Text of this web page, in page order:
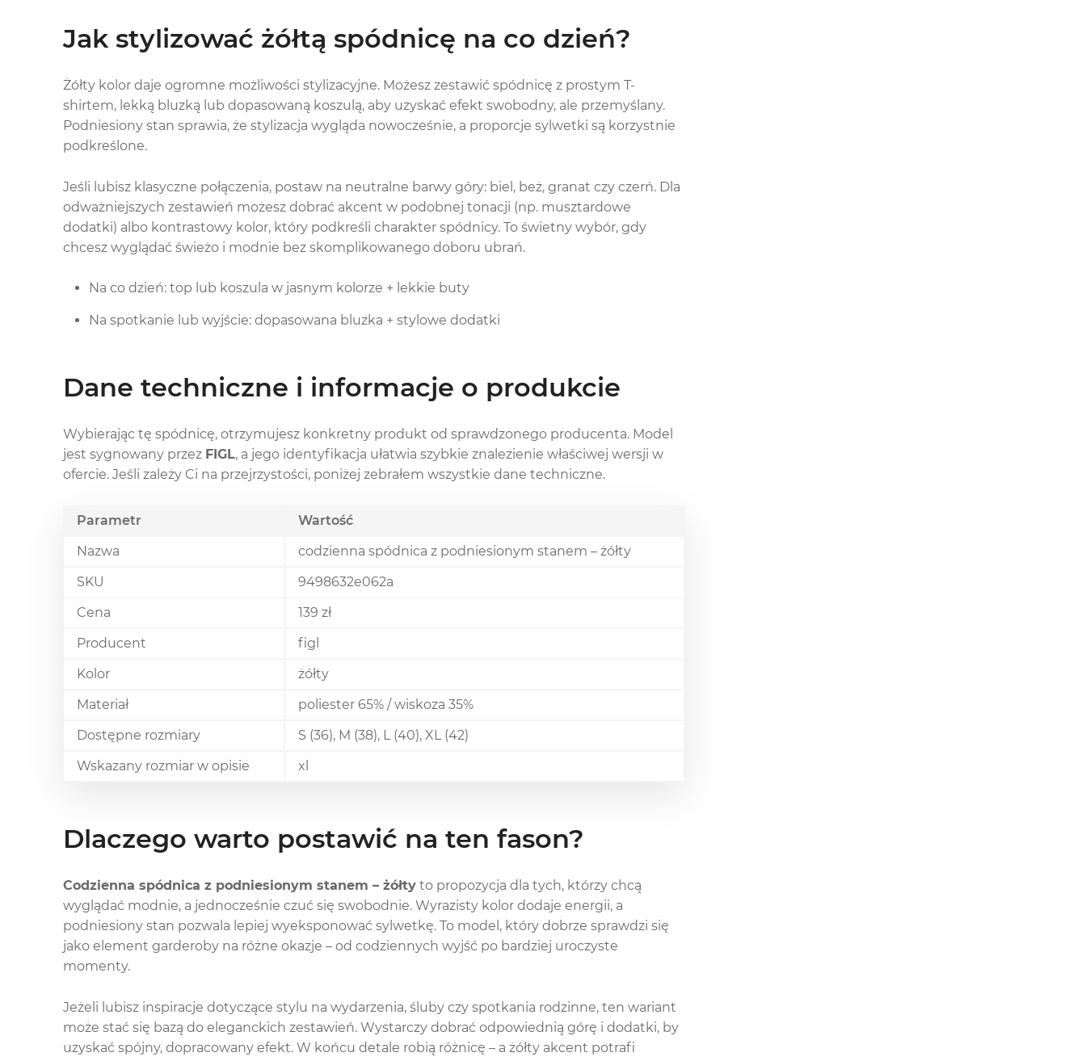
Jak stylizować żółtą spódnicę na co dzień?
Żółty kolor daje ogromne możliwości stylizacyjne. Możesz zestawić spódnicę z prostym T-
shirtem, lekką bluzką lub dopasowaną koszulą, aby uzyskać efekt swobodny, ale przemyślany.
Podniesiony stan sprawia, że stylizacja wygląda nowocześnie, a proporcje sylwetki są korzystnie
podkreślone.
Jeśli lubisz klasyczne połączenia, postaw na neutralne barwy góry: biel, beż, granat czy czerń. Dla
odważniejszych zestawień możesz dobrać akcent w podobnej tonacji (np. musztardowe
dodatki) albo kontrastowy kolor, który podkreśli charakter spódnicy. To świetny wybór, gdy
chcesz wyglądać świeżo i modnie bez skomplikowanego doboru ubrań.
Na co dzień: top lub koszula w jasnym kolorze + lekkie buty
Na spotkanie lub wyjście: dopasowana bluzka + stylowe dodatki
Dane techniczne i informacje o produkcie
Wybierając tę spódnicę, otrzymujesz konkretny produkt od sprawdzonego producenta. Model
jest sygnowany przez FIGL, a jego identyfikacja ułatwia szybkie znalezienie właściwej wersji w
ofercie. Jeśli zależy Ci na przejrzystości, poniżej zebrałem wszystkie dane techniczne.
Parametr
Wartość
Nazwa
codzienna spódnica z podniesionym stanem – żółty
SKU
9498632e062a
Cena
139 zł
Producent
figl
Kolor
żółty
Materiał
poliester 65% / wiskoza 35%
Dostępne rozmiary
S (36), M (38), L (40), XL (42)
Wskazany rozmiar w opisie
xl
Dlaczego warto postawić na ten fason?
Codzienna spódnica z podniesionym stanem – żółty to propozycja dla tych, którzy chcą
wyglądać modnie, a jednocześnie czuć się swobodnie. Wyrazisty kolor dodaje energii, a
podniesiony stan pozwala lepiej wyeksponować sylwetkę. To model, który dobrze sprawdzi się
jako element garderoby na różne okazje – od codziennych wyjść po bardziej uroczyste
momenty.
Jeżeli lubisz inspiracje dotyczące stylu na wydarzenia, śluby czy spotkania rodzinne, ten wariant
może stać się bazą do eleganckich zestawień. Wystarczy dobrać odpowiednią górę i dodatki, by
uzyskać spójny, dopracowany efekt. W końcu detale robią różnicę – a żółty akcent potrafi